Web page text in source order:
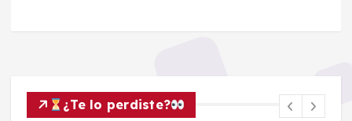
¿Te lo perdiste?